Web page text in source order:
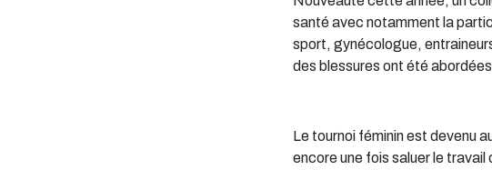
santé avec notamment la
sport, gynécologue,
des blessures ont été
Le tournoi féminin est devenu
encore une fois saluer le